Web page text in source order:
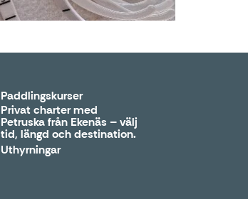
Paddlingskurser
Privat charter med
Petruska från Ekenäs – välj
tid, längd och destination.
Uthyrningar